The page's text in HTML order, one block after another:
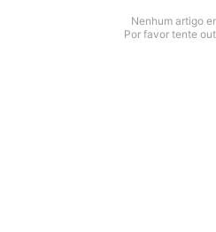
Nenhum artigo
Por favor tente